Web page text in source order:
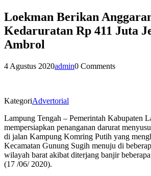
Loekman Berikan
Kedaruratan Rp 411 Juta
Ambrol
4 Agustus 2020admin0 Comments
KategoriAdvertorial
Lampung Tengah – Pemerintah Kabupaten
mempersiapkan penanganan darurat
di jalan Kampung Komring Putih yang
Kecamatan Gunung Sugih menuju di
wilayah barat akibat diterjang banjir
(17 /06/ 2020).